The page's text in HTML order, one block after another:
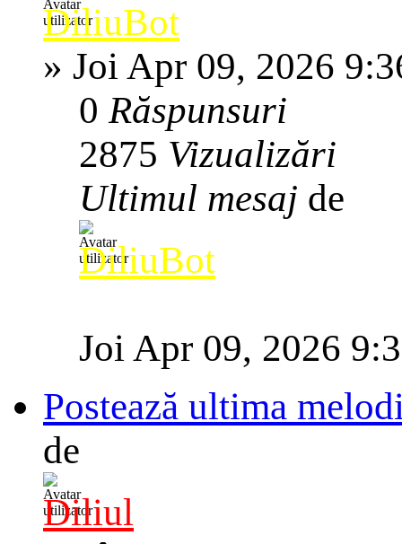
DiliuBot
» Joi Apr 09, 2026
0Răspunsuri
2875 Vizualizări
Ultimul mesaj de
DiliuBot
Joi Apr 09, 2026
Postează ultima
de
Diliul